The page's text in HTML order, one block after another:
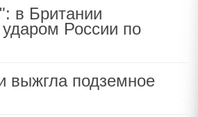
в Британии
России по
выжгла подземное